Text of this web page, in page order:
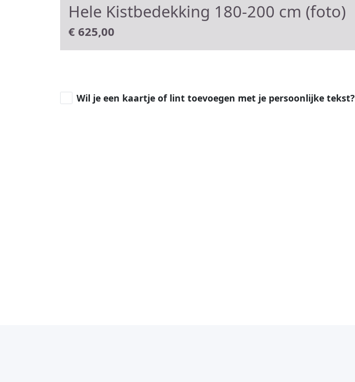
Hele Kistbedekking 180-200 cm (foto)
€ 625,00
Wil je een kaartje of lint toevoegen met je persoonlijke tekst?